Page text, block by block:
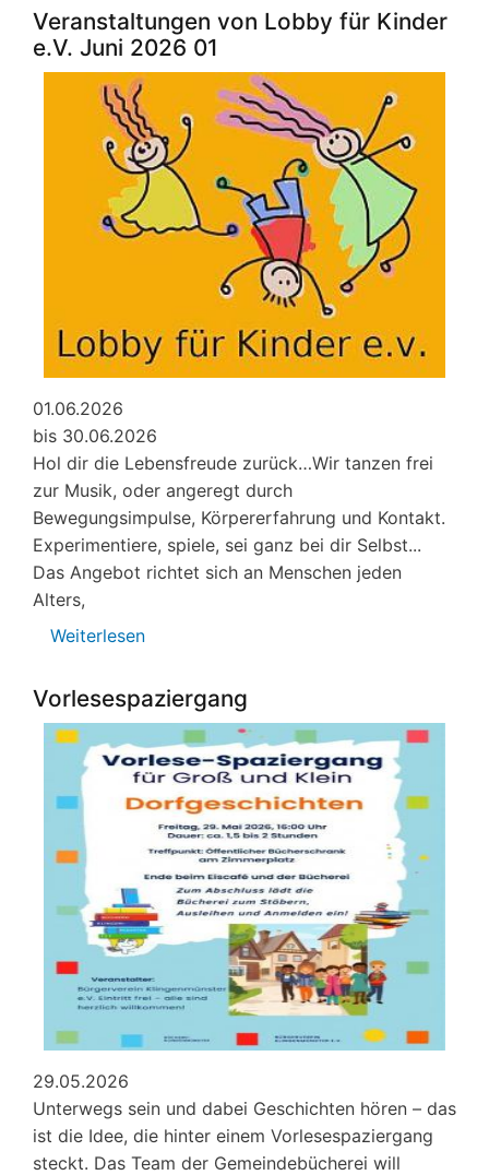
ist
Bücherzeit
Veranstaltungen von Lobby für Kinder
e.V. Juni 2026 01
01.06.2026
bis 30.06.2026
Hol dir die Lebensfreude zurück…Wir tanzen frei
zur Musik, oder angeregt durch
Bewegungsimpulse, Körpererfahrung und Kontakt.
Experimentiere, spiele, sei ganz bei dir Selbst...
Das Angebot richtet sich an Menschen jeden
Alters,
Weiterlesen
von
Lobby
für
Kinder
e.V.
Juni
2026
01
Vorlesespaziergang
29.05.2026
Unterwegs sein und dabei Geschichten hören – das
ist die Idee, die hinter einem Vorlesespaziergang
steckt. Das Team der Gemeindebücherei will